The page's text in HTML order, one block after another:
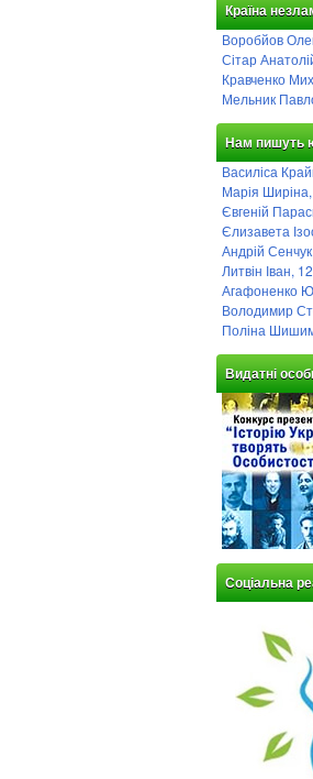
Країна
Воробйов
Сітар
Кравченко
Мельник
Нам пишуть
Василіса
Марія Ширіна,
Євгеній
Єлизавета
Андрій
Литвін Іван,
Агафоненко
Володимир
Поліна
Видатні
Соціальна